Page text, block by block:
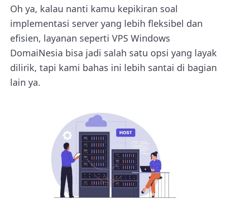
Oh ya, kalau nanti kamu kepikiran soal
implementasi server yang lebih fleksibel dan
efisien, layanan seperti VPS Windows
DomaiNesia bisa jadi salah satu opsi yang layak
dilirik, tapi kami bahas ini lebih santai di bagian
lain ya.